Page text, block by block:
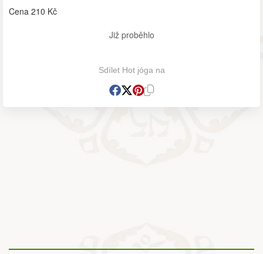
Cena 210 Kč
Již proběhlo
Sdílet Hot jóga na